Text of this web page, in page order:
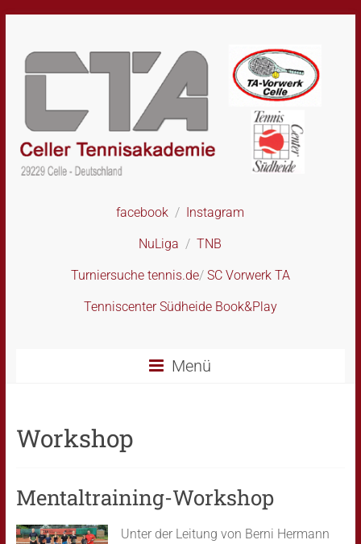
content
Tennisakademie
facebook / Instagram
NuLiga /TNB
Turniersuche tennis.de/ SC Vorwerk TA
Tenniscenter Südheide Book&Play
Menü
Workshop
Mentaltraining-Workshop
Unter der Leitung von Berni Hermann